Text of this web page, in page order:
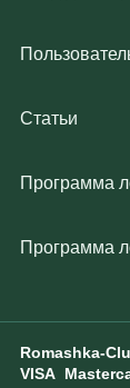
Статьи
Программа
Программа
Romashka-
VISA